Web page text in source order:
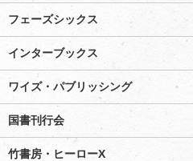
フェーズシックス
インターブックス
ワイズ・パブリッシング
国書刊行会
竹書房・ヒーローX